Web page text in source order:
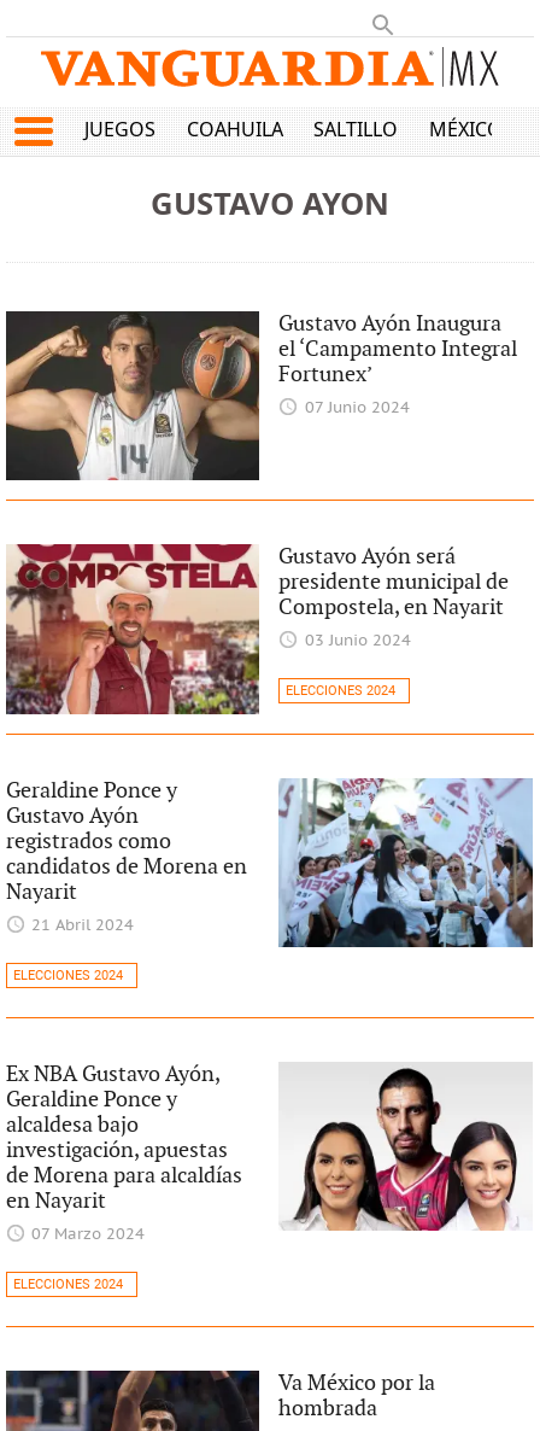
JUEGOS COAHUILA SALTILLO MÉXICO
GUSTAVO AYON
Gustavo Ayón Inaugura
el ‘Campamento Integral
Fortunex’
07 Junio 2024
Gustavo Ayón será
presidente municipal de
Compostela, en Nayarit
03 Junio 2024
ELECCIONES 2024
Geraldine Ponce y
Gustavo Ayón
registrados como
candidatos de Morena en
Nayarit
21 Abril 2024
ELECCIONES 2024
Ex NBA Gustavo Ayón,
Geraldine Ponce y
alcaldesa bajo
investigación, apuestas
de Morena para alcaldías
en Nayarit
07 Marzo 2024
ELECCIONES 2024
Va México por la
hombrada